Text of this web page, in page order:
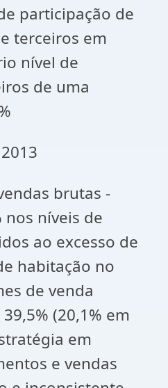
participação de
terceiros em
nível de
de uma
brutas -
nos níveis de
ao excesso de
habitação no
de venda
(20,1% em
em
e vendas